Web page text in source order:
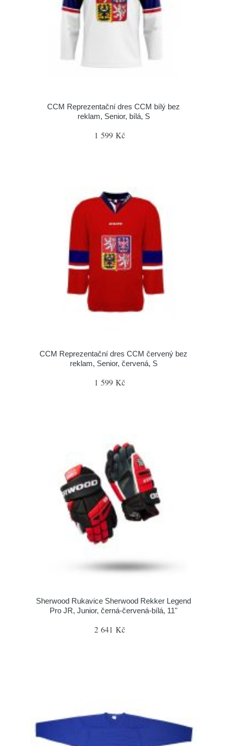
CCM Reprezentační dres CCM bílý bez
reklam, Senior, bílá, S
1 599 Kč
CCM Reprezentační dres CCM červený bez
reklam, Senior, červená, S
1 599 Kč
Sherwood Rukavice Sherwood Rekker Legend
Pro JR, Junior, černá-červená-bílá, 11"
2 641 Kč